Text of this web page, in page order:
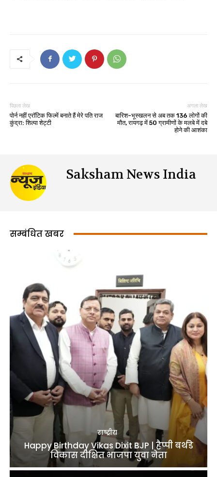
पिछला लेख
पोर्न नहीं एरॉटिक फिल्में बनाते हैं मेरे पति राज
कुंद्रा: शिल्पा शेट्टी
अगला लेख
बारिश-भूस्खलन से अब तक 136 लोगों की
मौत, रायगढ़ में 50 ग्रामीणों के मलबे में दबे
होने की आशंका
Saksham News India
सम्बंधित खबर
राष्ट्रीय
Happy Birthday Vikas Dixit BJP | हैप्पी बर्थडे
विकास दीक्षित भाजपा युवा नेता